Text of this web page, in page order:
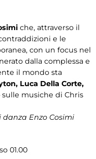
che, attraverso il
e le
con un focus nel
dalla complessa e
il mondo sta
Luca Della Corte,
sulle musiche di Chris
danza Enzo Cosimi
01.00